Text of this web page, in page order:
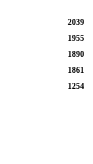
2039
1955
1890
1861
1254